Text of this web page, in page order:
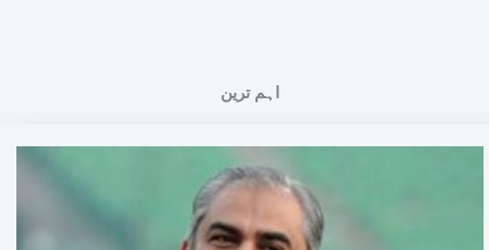
اہم ترین